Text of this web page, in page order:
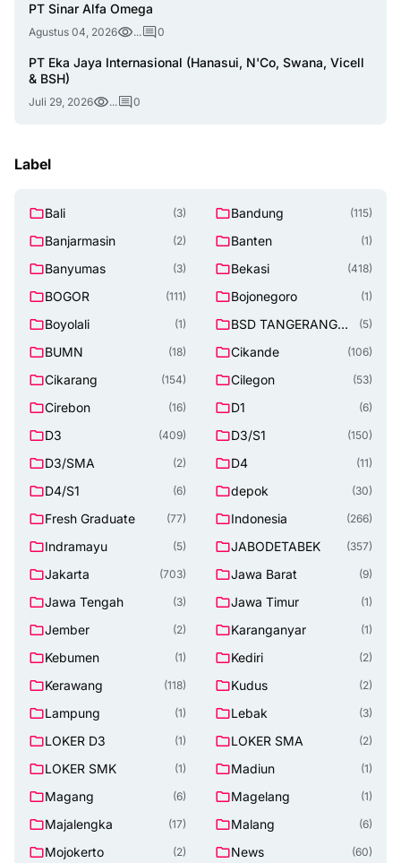
PT Sinar Alfa Omega
Agustus 04, 2026 ... 0
PT Eka Jaya Internasional (Hanasui, N'Co, Swana, Vicell
& BSH)
Juli 29, 2026 ... 0
Label
Bali (3) Bandung (115)
Banjarmasin (2) Banten (1)
Banyumas (3) Bekasi (418)
BOGOR (111) Bojonegoro (1)
Boyolali (1)
BSD TANGERANG
(5)
BUMN (18) Cikande (106)
Cikarang (154) Cilegon (53)
Cirebon (16) D1 (6)
D3 (409) D3/S1 (150)
D3/SMA (2) D4 (11)
D4/S1 (6) depok (30)
Fresh Graduate (77) Indonesia (266)
Indramayu (5) JABODETABEK (357)
Jakarta (703) Jawa Barat (9)
Jawa Tengah (3) Jawa Timur (1)
Jember (2) Karanganyar (1)
Kebumen (1) Kediri (2)
Kerawang (118) Kudus (2)
Lampung (1) Lebak (3)
LOKER D3 (1) LOKER SMA (2)
LOKER SMK (1) Madiun (1)
Magang (6) Magelang (1)
Majalengka (17) Malang (6)
Mojokerto (2) News (60)